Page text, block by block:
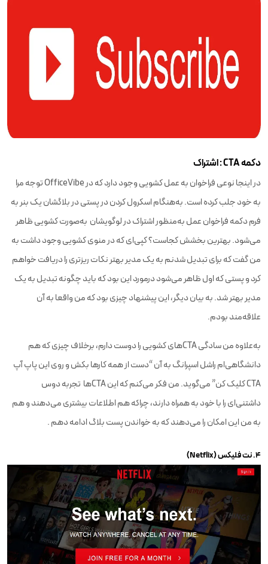
دکمه CTA : اشتراک
در اینجا نوعی فراخوان به عمل کشویی وجود دارد که در OfficeVibe توجه مرا
به خود جلب کرده است. به‌هنگام اسکرول کردن در پستی در بلاگشان یک بنر به
فرم دکمه فراخوان عمل به‌منظور اشتراک در لوگویشان به‌صورت کشویی ظاهر
می‌شود. بهترین بخشش کجاست؟ کپی‌ای که در منوی کشویی وجود داشت به
من گفت که برای تبدیل شدنم به یک مدیر بهتر نکات ریزتری را دریافت خواهم
کرد و پستی که اول ظاهر می‌شود درمورد این بود که باید چگونه تبدیل به یک
مدیر بهتر شد. به بیان دیگر، این پیشنهاد چیزی بود که من واقعا به آن
علاقه‌مند بودم.
به‌علاوه من سادگی CTAهای کشویی را دوست دارم، برخلاف چیزی که هم
دانشگاهی‌ام راشل اسپرانگ به آن “دست از همه کارها بکش و روی این پاپ آپ
CTA کلیک کن” می‌گوید. من فکر می‌کنم که این CTAها تجربه دوس
داشتنی‌ای را با خود به همراه دارند، چرا‌که هم اطلاعات بیشتری می‌دهند و هم
به من این امکان را می‌دهند که به خواندن پست بلاگ ادامه دهم .
۴. نت فلیکس (Netflix)